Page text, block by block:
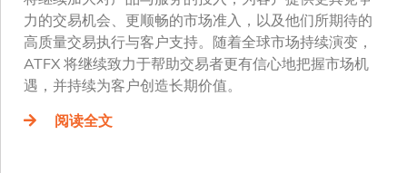
力的交易机会、更顺畅的市场准入，以及他们所期待的
高质量交易执行与客户支持。随着全球市场持续演变，
ATFX 将继续致力于帮助交易者更有信心地把握市场机
遇，并持续为客户创造长期价值。
阅读全文